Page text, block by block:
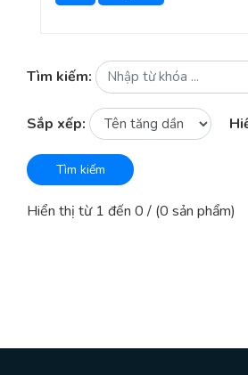
Tìm kiếm:
Sắp xếp:
Tìm kiếm
Hiển thị từ 1 đến 0 / (0 sản phẩm)